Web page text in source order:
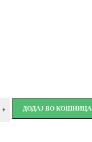
+ ДОДАЈ ВО КОШНИЦА